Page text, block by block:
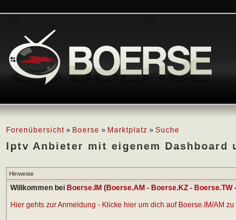
Forenübersicht » Boerse » Marktplatz » Suche
Iptv Anbieter mit eigenem Dashboard
Hinweise
Willkommen bei Boerse.IM (Boerse.AM - Boerse.KZ - Boerse.TW-
Hier gehts zur Anmeldung - Klicke hier um dich auf Boerse.IM/AM